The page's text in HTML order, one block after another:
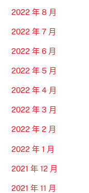
2022 年 8 月
2022 年 7 月
2022 年 6 月
2022 年 5 月
2022 年 4 月
2022 年 3 月
2022 年 2 月
2022 年 1 月
2021 年 12 月
2021 年 11 月